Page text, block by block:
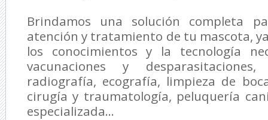
Brindamos una solución completa
atención y tratamiento de tu mascota,
los conocimientos y la tecnología
vacunaciones y
radiografía, ecografía, limpieza de
cirugía y traumatología, peluquería
especializada...